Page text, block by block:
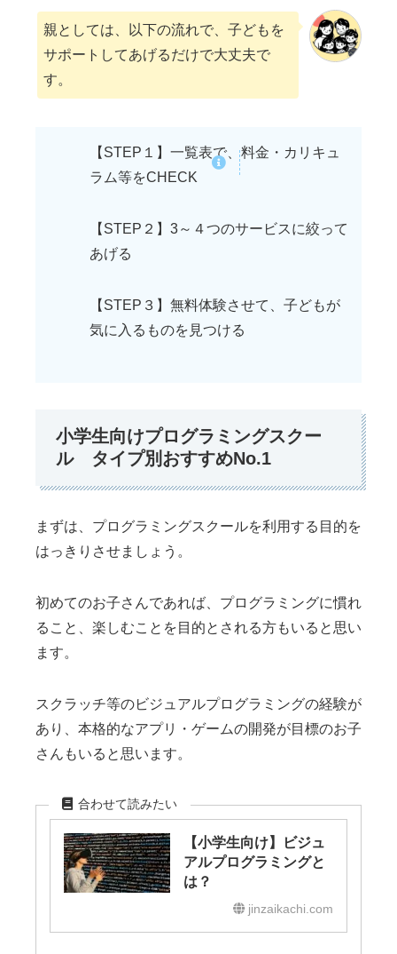
親としては、以下の流れで、子どもを
サポートしてあげるだけで大丈夫で
す。
【STEP１】一覧表で、料金・カリキュ
ラム等をCHECK
【STEP２】3～４つのサービスに絞って
あげる
【STEP３】無料体験させて、子どもが
気に入るものを見つける
小学生向けプログラミングスクー
ル タイプ別おすすめNo.1
まずは、プログラミングスクールを利用する目的を
はっきりさせましょう。
初めてのお子さんであれば、プログラミングに慣れ
ること、楽しむことを目的とされる方もいると思い
ます。
スクラッチ等のビジュアルプログラミングの経験が
あり、本格的なアプリ・ゲームの開発が目標のお子
さんもいると思います。
合わせて読みたい
【小学生向け】ビジュ
アルプログラミングと
は？
jinzaikachi.com